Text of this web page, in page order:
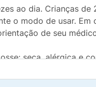
ao dia. Crianças
o modo de usar.
de seu
seca, alérgica e
framboesa e